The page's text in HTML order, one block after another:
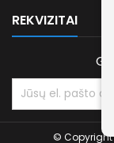
REKVIZITAI
© Copyright